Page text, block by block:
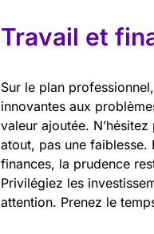
Travail et
Sur le plan
innovantes aux
valeur ajoutée.
atout, pas une
finances, la prudence
Privilégiez les
attention. Prenez le